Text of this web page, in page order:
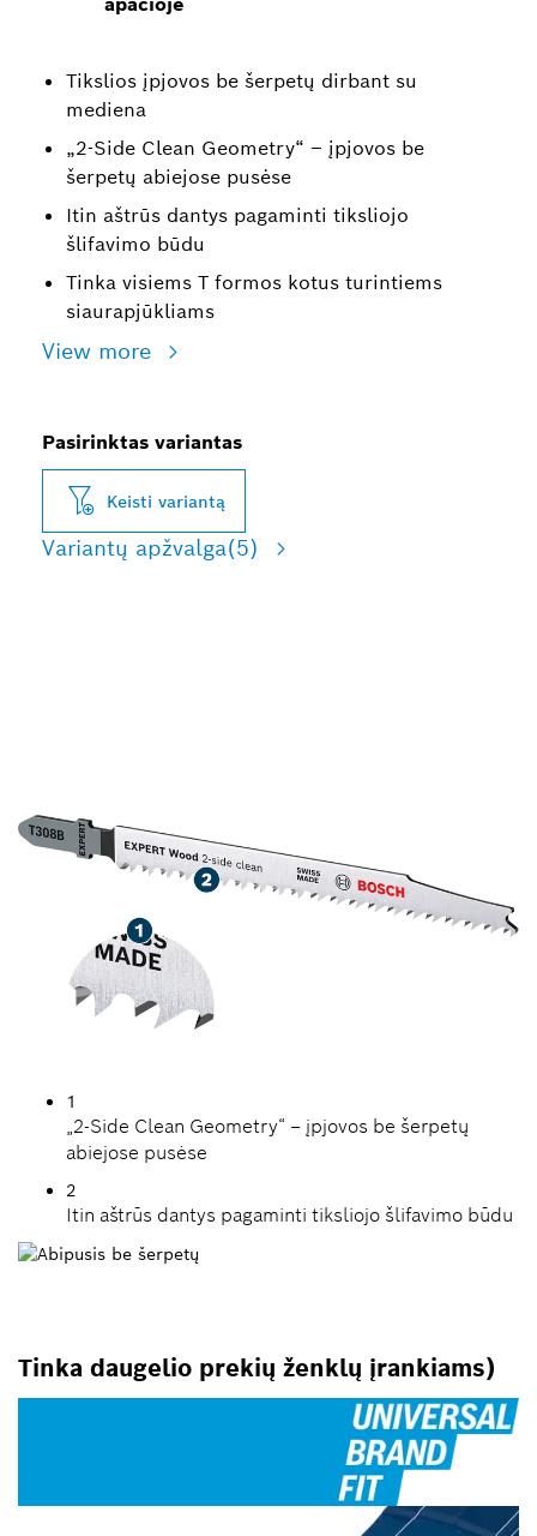
Tikslios įpjovos be šerpetų dirbant su
mediena
„2-Side Clean Geometry“ – įpjovos be
šerpetų abiejose pusėse
Itin aštrūs dantys pagaminti tiksliojo
šlifavimo būdu
Tinka visiems T formos kotus turintiems
siaurapjūkliams
View more
Pasirinktas variantas
Keisti variantą
Variantų apžvalga(5)
1
„2-Side Clean Geometry“ – įpjovos be šerpetų
abiejose pusėse
2
Itin aštrūs dantys pagaminti tiksliojo šlifavimo būdu
Tinka daugelio prekių ženklų įrankiams)